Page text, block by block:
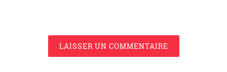
LAISSER UN COMMENTAIRE